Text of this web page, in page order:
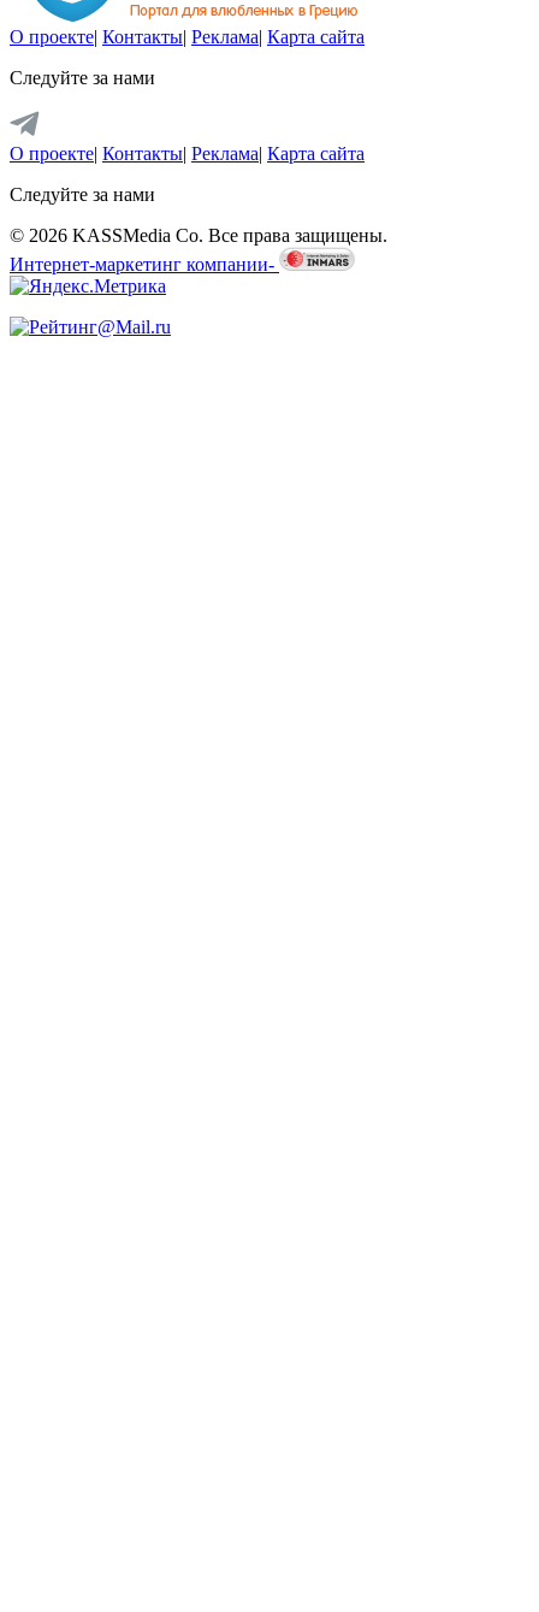
О проекте| Контакты| Реклама| Карта сайта
Следуйте за нами
О проекте| Контакты| Реклама| Карта сайта
Следуйте за нами
© 2026 KASSMedia Co. Все права защищены.
Интернет-маркетинг компании-